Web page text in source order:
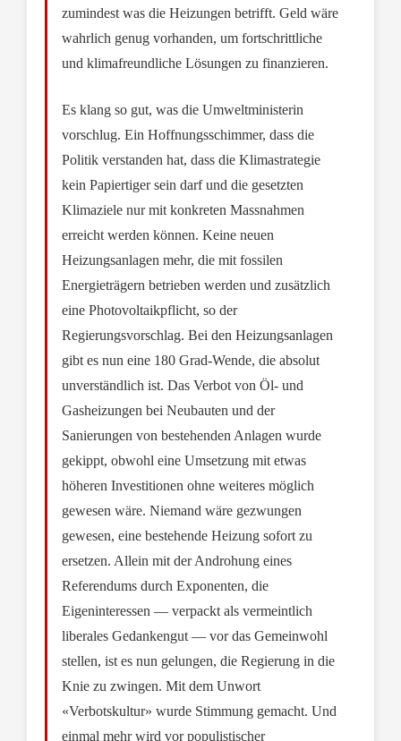
zumindest was die Heizungen betrifft. Geld wäre
wahrlich genug vorhanden, um fortschrittliche
und klimafreundliche Lösungen zu finanzieren.
Es klang so gut, was die Umweltministerin
vorschlug. Ein Hoffnungsschimmer, dass die
Politik verstanden hat, dass die Klimastrategie
kein Papiertiger sein darf und die gesetzten
Klimaziele nur mit konkreten Massnahmen
erreicht werden können. Keine neuen
Heizungsanlagen mehr, die mit fossilen
Energieträgern betrieben werden und zusätzlich
eine Photovoltaikpflicht, so der
Regierungsvorschlag. Bei den Heizungsanlagen
gibt es nun eine 180 Grad-Wende, die absolut
unverständlich ist. Das Verbot von Öl- und
Gasheizungen bei Neubauten und der
Sanierungen von bestehenden Anlagen wurde
gekippt, obwohl eine Umsetzung mit etwas
höheren Investitionen ohne weiteres möglich
gewesen wäre. Niemand wäre gezwungen
gewesen, eine bestehende Heizung sofort zu
ersetzen. Allein mit der Androhung eines
Referendums durch Exponenten, die
Eigeninteressen — verpackt als vermeintlich
liberales Gedankengut — vor das Gemeinwohl
stellen, ist es nun gelungen, die Regierung in die
Knie zu zwingen. Mit dem Unwort
«Verbotskultur» wurde Stimmung gemacht. Und
einmal mehr wird vor populistischer